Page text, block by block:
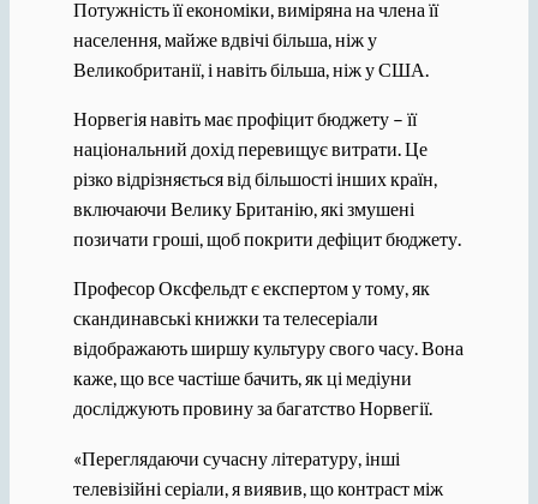
Потужність її економіки, виміряна на члена її
населення, майже вдвічі більша, ніж у
Великобританії, і навіть більша, ніж у США.
Норвегія навіть має профіцит бюджету – її
національний дохід перевищує витрати. Це
різко відрізняється від більшості інших країн,
включаючи Велику Британію, які змушені
позичати гроші, щоб покрити дефіцит бюджету.
Професор Оксфельдт є експертом у тому, як
скандинавські книжки та телесеріали
відображають ширшу культуру свого часу. Вона
каже, що все частіше бачить, як ці медіуни
досліджують провину за багатство Норвегії.
«Переглядаючи сучасну літературу, інші
телевізійні серіали, я виявив, що контраст між